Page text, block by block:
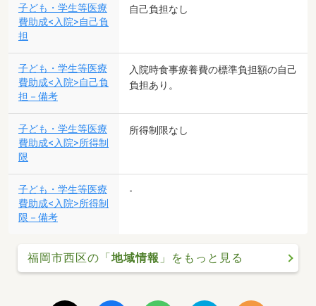
子ども・学生等医療
費助成<入院>自己負
担
自己負担なし
子ども・学生等医療
費助成<入院>自己負
担－備考
入院時食事療養費の標準負担額の自己
負担あり。
子ども・学生等医療
費助成<入院>所得制
限
所得制限なし
子ども・学生等医療
費助成<入院>所得制
限－備考
-
福岡市西区の「地域情報 」をもっと見る